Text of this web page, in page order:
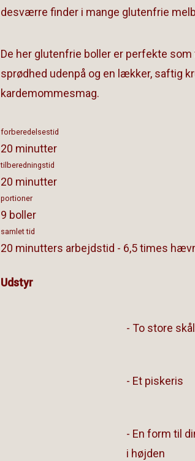
desværre finder i mange glutenfrie
De her glutenfrie boller er perfekte
sprødhed udenpå og en lækker, saftig
kardemommesmag.
forberedelsestid
20 minutter
tilberedningstid
20 minutter
portioner
9 boller
samlet tid
20 minutters arbejdstid - 6,5 times
Udstyr
- To store
- Et piskeris
- En form til
i højden